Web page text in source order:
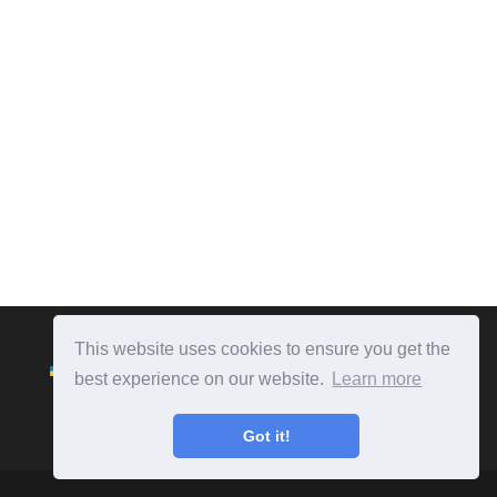
This website uses cookies to ensure you get the
best experience on our website.
Learn more
Got it!